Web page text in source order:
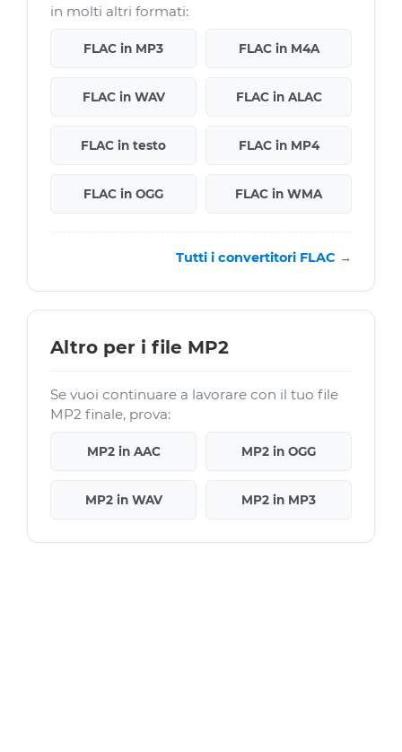
in molti altri formati:
FLAC in MP3 FLAC in M4A
FLAC in WAV FLAC in ALAC
FLAC in testo FLAC in MP4
FLAC in OGG FLAC in WMA
Tutti i convertitori FLAC →
Altro per i file MP2
Se vuoi continuare a lavorare con il tuo file
MP2 finale, prova:
MP2 in AAC MP2 in OGG
MP2 in WAV MP2 in MP3